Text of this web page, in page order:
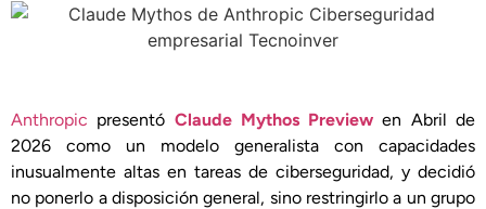
Anthropic presentó Claude Mythos Preview en Abril de
2026 como un modelo generalista con capacidades
inusualmente altas en tareas de ciberseguridad, y decidió
no ponerlo a disposición general, sino restringirlo a un grupo